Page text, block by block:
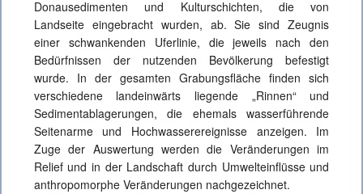
Donausedimenten und Kulturschichten, die von
Landseite eingebracht wurden, ab. Sie sind Zeugnis
einer schwankenden Uferlinie, die jeweils nach den
Bedürfnissen der nutzenden Bevölkerung befestigt
wurde. In der gesamten Grabungsfläche finden sich
verschiedene landeinwärts liegende „Rinnen“ und
Sedimentablagerungen, die ehemals wasserführende
Seitenarme und Hochwasserereignisse anzeigen. Im
Zuge der Auswertung werden die Veränderungen im
Relief und in der Landschaft durch Umwelteinflüsse und
anthropomorphe Veränderungen nachgezeichnet.